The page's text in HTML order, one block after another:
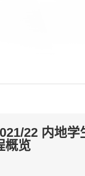
22 内地学
概览